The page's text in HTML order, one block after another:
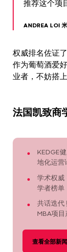
推荐这个项
ANDREA LOI
权威排名佐证
作为葡萄酒爱
业者，不妨搭
法国凯致商
KEDGE
地化运营
学术权威
学者榜单
共话迭代
MBA项
查看全部新闻